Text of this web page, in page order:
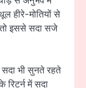
हीरे-मोतियों से
तो इससे सदा सजे
सदा भी सुनते रहते
में सदा